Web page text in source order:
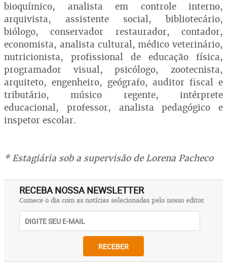
bioquímico, analista em controle interno,
arquivista, assistente social, bibliotecário,
biólogo, conservador restaurador, contador,
economista, analista cultural, médico veterinário,
nutricionista, profissional de educação física,
programador visual, psicólogo, zootecnista,
arquiteto, engenheiro, geógrafo, auditor fiscal e
tributário, músico regente, intérprete
educacional, professor, analista pedagógico e
inspetor escolar.
* Estagiária sob a supervisão de Lorena Pacheco
RECEBA NOSSA NEWSLETTER
Comece o dia com as notícias selecionadas pelo nosso editor
RECEBER